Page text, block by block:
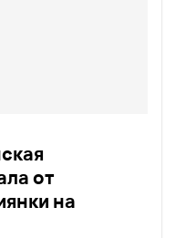
от
на